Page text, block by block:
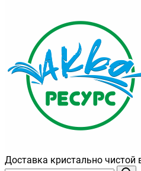
Доставка кристально